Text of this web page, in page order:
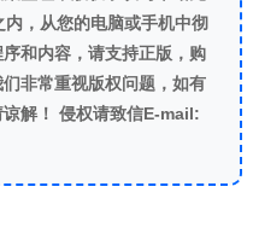
，从您的电脑或手机中彻
和内容，请支持正版，购
非常重视版权问题，如有
解！ 侵权请致信E-mail: